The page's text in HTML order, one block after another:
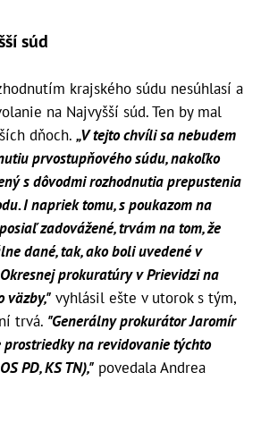
súd
krajského súdu nesúhlasí a
na Najvyšší súd. Ten by mal
dňoch. „V tejto chvíli sa nebudem
prvostupňového súdu, nakoľko
s dôvodmi rozhodnutia prepustenia
I napriek tomu, s poukazom na
zadovážené, trvám na tom, že
dané, tak, ako boli uvedené v
prokuratúry v Prievidzi na
väzby," vyhlásil ešte v utorok s tým,
trvá. "Generálny prokurátor Jaromír
na revidovanie týchto
PD, KS TN)," povedala Andrea